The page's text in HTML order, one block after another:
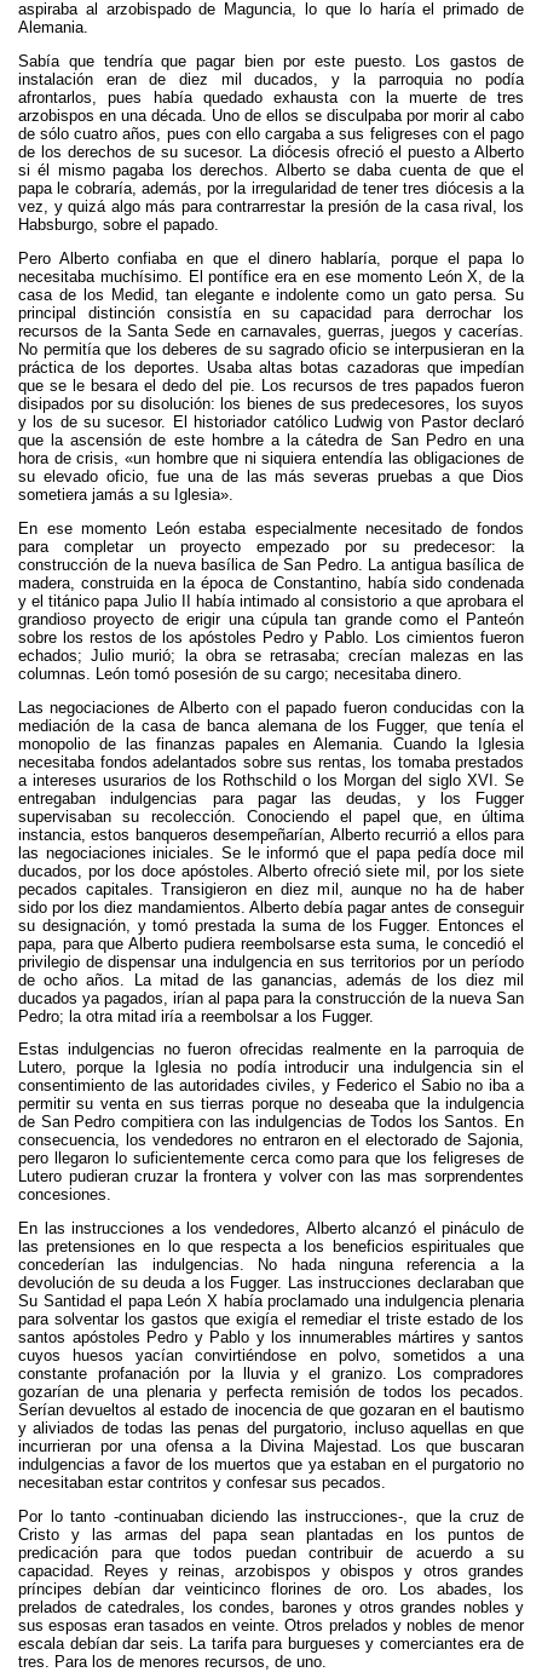
aspiraba al arzobispado de Maguncia, lo que lo haría el primado de
Alemania.
Sabía que tendría que pagar bien por este puesto. Los gastos de
instalación eran de diez mil ducados, y la parroquia no podía
afrontarlos, pues había quedado exhausta con la muerte de tres
arzobispos en una década. Uno de ellos se disculpaba por morir al cabo
de sólo cuatro años, pues con ello cargaba a sus feligreses con el pago
de los derechos de su sucesor. La diócesis ofreció el puesto a Alberto
si él mismo pagaba los derechos. Alberto se daba cuenta de que el
papa le cobraría, además, por la irregularidad de tener tres diócesis a la
vez, y quizá algo más para contrarrestar la presión de la casa rival, los
Habsburgo, sobre el papado.
Pero Alberto confiaba en que el dinero hablaría, porque el papa lo
necesitaba muchísimo. El pontífice era en ese momento León X, de la
casa de los Medid, tan elegante e indolente como un gato persa. Su
principal distinción consistía en su capacidad para derrochar los
recursos de la Santa Sede en carnavales, guerras, juegos y cacerías.
No permitía que los deberes de su sagrado oficio se interpusieran en la
práctica de los deportes. Usaba altas botas cazadoras que impedían
que se le besara el dedo del pie. Los recursos de tres papados fueron
disipados por su disolución: los bienes de sus predecesores, los suyos
y los de su sucesor. El historiador católico Ludwig von Pastor declaró
que la ascensión de este hombre a la cátedra de San Pedro en una
hora de crisis, «un hombre que ni siquiera entendía las obligaciones de
su elevado oficio, fue una de las más severas pruebas a que Dios
sometiera jamás a su Iglesia».
En ese momento León estaba especialmente necesitado de fondos
para completar un proyecto empezado por su predecesor: la
construcción de la nueva basílica de San Pedro. La antigua basílica de
madera, construida en la época de Constantino, había sido condenada
y el titánico papa Julio II había intimado al consistorio a que aprobara el
grandioso proyecto de erigir una cúpula tan grande como el Panteón
sobre los restos de los apóstoles Pedro y Pablo. Los cimientos fueron
echados; Julio murió; la obra se retrasaba; crecían malezas en las
columnas. León tomó posesión de su cargo; necesitaba dinero.
Las negociaciones de Alberto con el papado fueron conducidas con la
mediación de la casa de banca alemana de los Fugger, que tenía el
monopolio de las finanzas papales en Alemania. Cuando la Iglesia
necesitaba fondos adelantados sobre sus rentas, los tomaba prestados
a intereses usurarios de los Rothschild o los Morgan del siglo XVI. Se
entregaban indulgencias para pagar las deudas, y los Fugger
supervisaban su recolección. Conociendo el papel que, en última
instancia, estos banqueros desempeñarían, Alberto recurrió a ellos para
las negociaciones iniciales. Se le informó que el papa pedía doce mil
ducados, por los doce apóstoles. Alberto ofreció siete mil, por los siete
pecados capitales. Transigieron en diez mil, aunque no ha de haber
sido por los diez mandamientos. Alberto debía pagar antes de conseguir
su designación, y tomó prestada la suma de los Fugger. Entonces el
papa, para que Alberto pudiera reembolsarse esta suma, le concedió el
privilegio de dispensar una indulgencia en sus territorios por un período
de ocho años. La mitad de las ganancias, además de los diez mil
ducados ya pagados, irían al papa para la construcción de la nueva San
Pedro; la otra mitad iría a reembolsar a los Fugger.
Estas indulgencias no fueron ofrecidas realmente en la parroquia de
Lutero, porque la Iglesia no podía introducir una indulgencia sin el
consentimiento de las autoridades civiles, y Federico el Sabio no iba a
permitir su venta en sus tierras porque no deseaba que la indulgencia
de San Pedro compitiera con las indulgencias de Todos los Santos. En
consecuencia, los vendedores no entraron en el electorado de Sajonia,
pero llegaron lo suficientemente cerca como para que los feligreses de
Lutero pudieran cruzar la frontera y volver con las mas sorprendentes
concesiones.
En las instrucciones a los vendedores, Alberto alcanzó el pináculo de
las pretensiones en lo que respecta a los beneficios espirituales que
concederían las indulgencias. No hada ninguna referencia a la
devolución de su deuda a los Fugger. Las instrucciones declaraban que
Su Santidad el papa León X había proclamado una indulgencia plenaria
para solventar los gastos que exigía el remediar el triste estado de los
santos apóstoles Pedro y Pablo y los innumerables mártires y santos
cuyos huesos yacían convirtiéndose en polvo, sometidos a una
constante profanación por la lluvia y el granizo. Los compradores
gozarían de una plenaria y perfecta remisión de todos los pecados.
Serían devueltos al estado de inocencia de que gozaran en el bautismo
y aliviados de todas las penas del purgatorio, incluso aquellas en que
incurrieran por una ofensa a la Divina Majestad. Los que buscaran
indulgencias a favor de los muertos que ya estaban en el purgatorio no
necesitaban estar contritos y confesar sus pecados.
Por lo tanto -continuaban diciendo las instrucciones-, que la cruz de
Cristo y las armas del papa sean plantadas en los puntos de
predicación para que todos puedan contribuir de acuerdo a su
capacidad. Reyes y reinas, arzobispos y obispos y otros grandes
príncipes debían dar veinticinco florines de oro. Los abades, los
prelados de catedrales, los condes, barones y otros grandes nobles y
sus esposas eran tasados en veinte. Otros prelados y nobles de menor
escala debían dar seis. La tarifa para burgueses y comerciantes era de
tres. Para los de menores recursos, de uno.